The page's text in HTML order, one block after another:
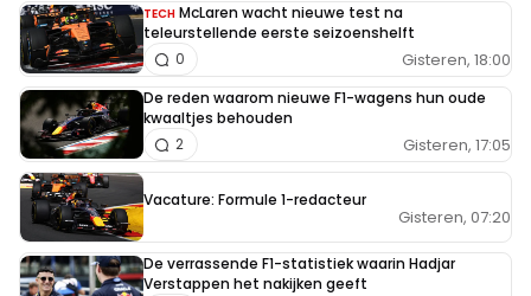
TECH McLaren wacht nieuwe test na
teleurstellende eerste seizoenshelft
Gisteren, 18:00
0
De reden waarom nieuwe F1-wagens hun oude
kwaaltjes behouden
Gisteren, 17:05
2
Vacature: Formule 1-redacteur
Gisteren, 07:20
De verrassende F1-statistiek waarin Hadjar
Verstappen het nakijken geeft